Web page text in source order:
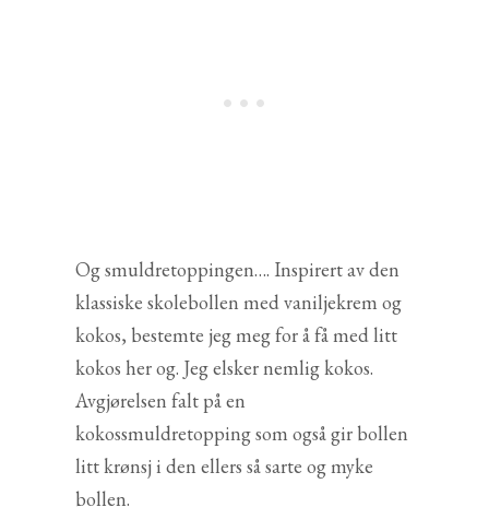
Og smuldretoppingen…. Inspirert av den
klassiske skolebollen med vaniljekrem og
kokos, bestemte jeg meg for å få med litt
kokos her og. Jeg elsker nemlig kokos.
Avgjørelsen falt på en
kokossmuldretopping som også gir bollen
litt krønsj i den ellers så sarte og myke
bollen.